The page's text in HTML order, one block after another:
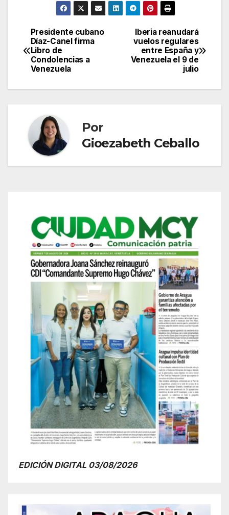
Navegación
de
Iberia reanudará
vuelos regulares
entre España y
Venezuela el 9 de
julio
Presidente cubano
Díaz-Canel firma
Libro de
Condolencias a
Venezuela
Por
Gioezabeth Ceballo
EDICIÓN DIGITAL 03/08/2026